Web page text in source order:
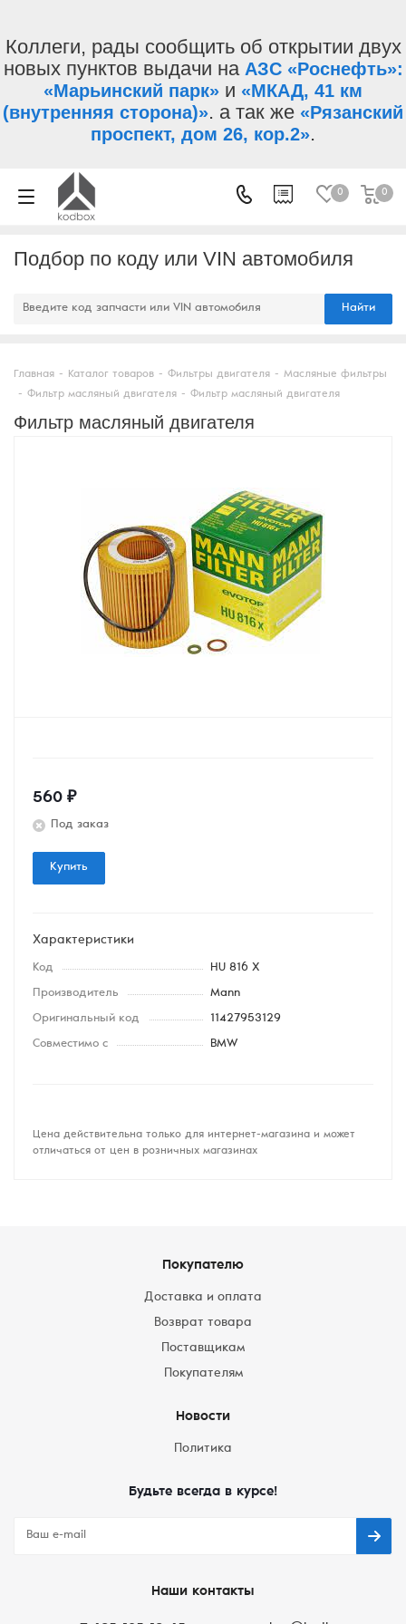
Коллеги, рады сообщить об открытии двух
новых пунктов выдачи на АЗС «Роснефть»:
«Марьинский парк» и «МКАД, 41 км
(внутренняя сторона)». а так же «Рязанский
проспект, дом 26, кор.2».
0 0
Подбор по коду или VIN автомобиля
Найти
Главная - Каталог товаров - Фильтры двигателя - Масляные фильтры
- Фильтр масляный двигателя - Фильтр масляный двигателя
Фильтр масляный двигателя
560 ₽
Под заказ
Купить
Характеристики
Код HU 816 X
Производитель Mann
Оригинальный код 11427953129
Совместимо с BMW
Цена действительна только для интернет-магазина и может
отличаться от цен в розничных магазинах
Покупателю
Доставка и оплата
Возврат товара
Поставщикам
Покупателям
Новости
Политика
Будьте всегда в курсе!
Наши контакты